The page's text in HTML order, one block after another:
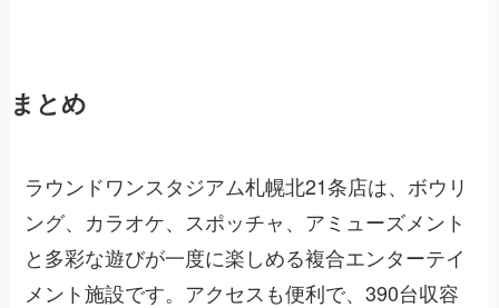
まとめ
ラウンドワンスタジアム札幌北21条店は、ボウリ
ング、カラオケ、スポッチャ、アミューズメント
と多彩な遊びが一度に楽しめる複合エンターテイ
メント施設です。アクセスも便利で、390台収容